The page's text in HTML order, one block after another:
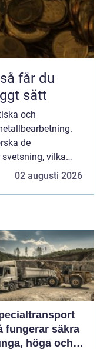
sätt
och
de
vilka
samt deras olika
02 augusti 2026
fungerar säkra
höga och